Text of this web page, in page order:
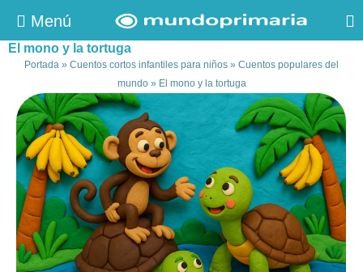
Menú
El mono y la tortuga
Portada » Cuentos cortos infantiles para niños » Cuentos populares del
mundo» El mono y la tortuga